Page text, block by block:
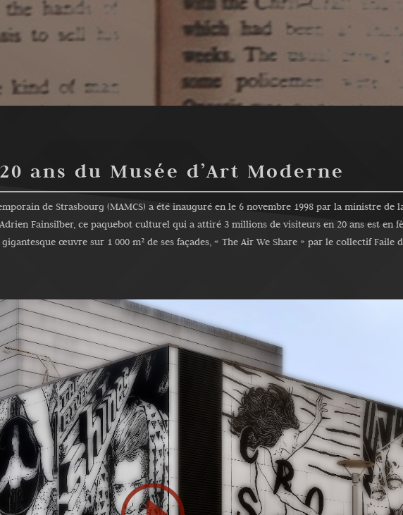
ans du Musée d’Art Moderne
de Strasbourg (MAMCS) a été inauguré en le 6 novembre 1998 par la ministre de
Fainsilber, ce paquebot culturel qui a attiré 3 millions de visiteurs en 20 ans est en
œuvre sur 1 000 m² de ses façades, « The Air We Share » par le collectif Faile